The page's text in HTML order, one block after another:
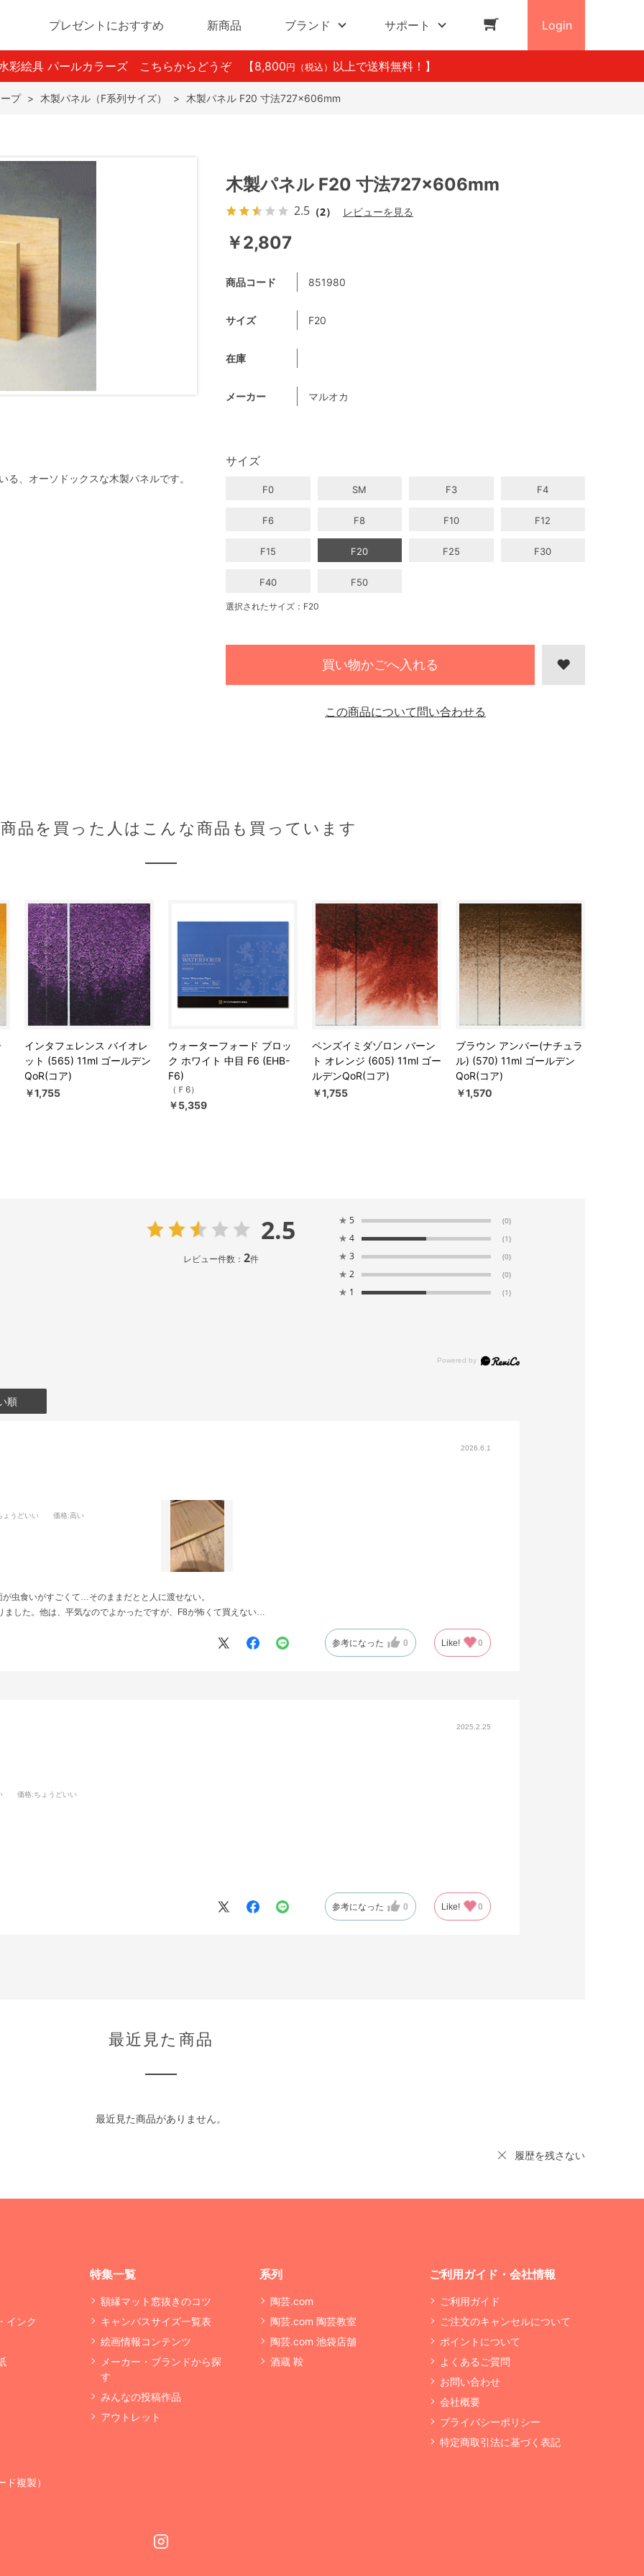
プレゼントにおすすめ 新商品 ブランド サポート Login
彩絵具 パールカラーズ こちらからどうぞ 【8,800 円（税込） 以上で送料無料！】
プ > 木製パネル（F系列サイズ） > 木製パネル F20 寸法727×606mm
、オーソドックスな木製パネルです。
木製パネル F20 寸法727×606mm
2.5 （2） レビューを見る
￥2,807
商品コード 851980
サイズ F20
在庫
メーカー マルオカ
サイズ
F0 SM F3 F4
F6 F8 F10 F12
F15 F20 F25 F30
F40 F50
選択されたサイズ：F20
買い物かごへ入れる
この商品について問い合わせる
品を買った人はこんな商品も買っています
インタフェレンス バイオレ
ット (565) 11ml ゴールデン
QoR(コア)
￥1,755
ウォーターフォード ブロッ
ク ホワイト 中目 F6 (EHB-
F6)
（Ｆ6）
￥5,359
ペンズイミダゾロン バーン
ト オレンジ (605) 11ml ゴー
ルデンQoR(コア)
￥1,755
ブラウン アンバー(ナチュラ
ル) (570) 11ml ゴールデン
QoR(コア)
￥1,570
2.5
レビュー件数： 2件
★ 5 (0)
★ 4 (1)
★ 3 (0)
★ 2 (0)
★ 1 (1)
順
2026.6.1
ょうどいい 価格:高い
虫食いがすごくて…そのままだとと人に渡せない。
ました。他は、平気なのでよかったですが、F8が怖くて買えない…
参考になった 0 Like! 0
2025.2.25
価格:ちょうどいい
参考になった 0 Like! 0
最近見た商品
最近見た商品がありません。
履歴を残さない
インク
複製）
特集一覧
額縁マット窓抜きのコツ
キャンバスサイズ一覧表
絵画情報コンテンツ
メーカー・ブランドから探
す
みんなの投稿作品
アウトレット
系列
陶芸.com
陶芸.com 陶芸教室
陶芸.com 池袋店舗
酒蔵 鞍
ご利用ガイド・会社情報
ご利用ガイド
ご注文のキャンセルについて
ポイントについて
よくあるご質問
お問い合わせ
会社概要
プライバシーポリシー
特定商取引法に基づく表記